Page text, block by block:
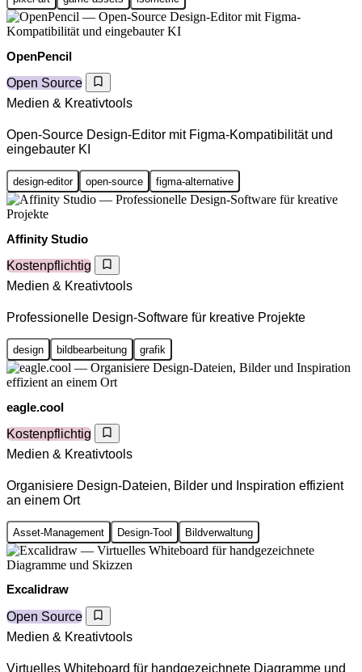
OpenPencil
Open Source
Medien & Kreativtools
Open-Source Design-Editor mit Figma-Kompatibilität und
eingebauter KI
design-editor open-source figma-alternative
Affinity Studio
Kostenpflichtig
Medien & Kreativtools
Professionelle Design-Software für kreative Projekte
design bildbearbeitung grafik
eagle.cool
Kostenpflichtig
Medien & Kreativtools
Organisiere Design-Dateien, Bilder und Inspiration effizient
an einem Ort
Asset-Management Design-Tool Bildverwaltung
Excalidraw
Open Source
Medien & Kreativtools
Virtuelles Whiteboard für handgezeichnete Diagramme und